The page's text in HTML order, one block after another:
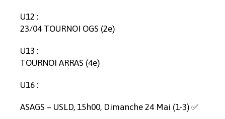
U12 :
23/04 TOURNOI OGS (2e)
U13 :
TOURNOI ARRAS (4e)
U16 :
ASAGS – USLD, 15h00, Dimanche 24 Mai (1-3) ✅